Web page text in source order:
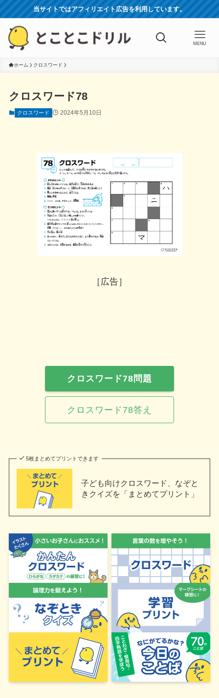
当サイトではアフィリエイト広告を利用しています。
MENU
ホーム クロスワード
クロスワード78
クロスワード 2024年5月10日
［広告］
クロスワード78 問題
クロスワード78答え
5枚まとめてプリントできます
子ども向けクロスワード、なぞと
きクイズを「まとめてプリント」